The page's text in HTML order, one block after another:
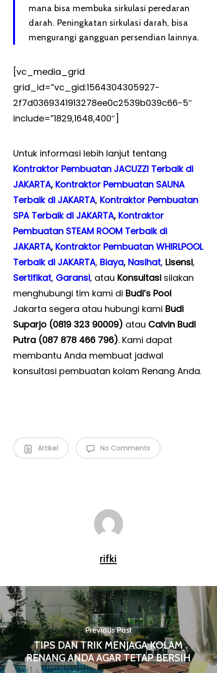
mana bisa membuka sirkulasi peredaran
darah. Peningkatan sirkulasi darah, bisa
mengurangi gangguan persendian lainnya.
[vc_media_grid
grid_id=”vc_gid:1564304305927-
2f7d0369341913278ee0c2539b039c66-5″
include=”1829,1648,400″]
Untuk informasi lebih lanjut tentang
Kontraktor Pembuatan JACUZZI Terbaik di
JAKARTA, Kontraktor Pembuatan SAUNA
Terbaik di JAKARTA, Kontraktor Pembuatan
SPA Terbaik di JAKARTA,Kontraktor
Pembuatan STEAM ROOM Terbaik di
JAKARTA, Kontraktor Pembuatan WHIRLPOOL
Terbaik di JAKARTA, Biaya, Nasihat, Lisensi,
Sertifikat, Garansi, atau Konsultasisilakan
menghubungi tim kami di Budi’s Pool
Jakarta segera atau hubungi kami Budi
Suparjo (0819 323 90009) atau Calvin Budi
Putra (087 878 466 796). Kami dapat
membantu Anda membuat jadwal
konsultasi pembuatan kolam Renang Anda.
Artikel No Comments
rifki
Previous Post
TIPS DAN TRIK MENJAGA KOLAM
RENANG ANDA AGAR TETAP BERSIH